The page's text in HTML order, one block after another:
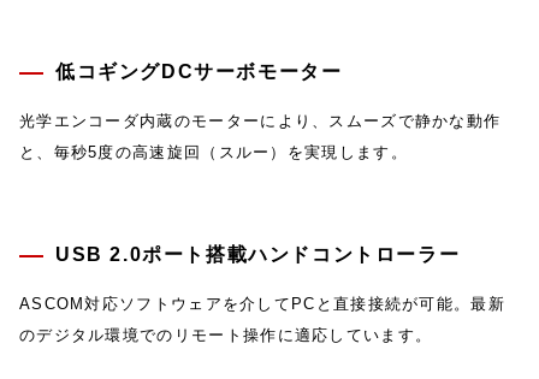
低コギングDCサーボモーター
光学エンコーダ内蔵のモーターにより、スムーズで静かな動作
と、毎秒5度の高速旋回（スルー）を実現します。
USB 2.0ポート搭載ハンドコントローラー
ASCOM対応ソフトウェアを介してPCと直接接続が可能。最新
のデジタル環境でのリモート操作に適応しています。